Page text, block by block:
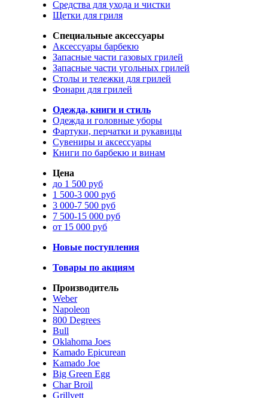
Средства для ухода и чистки
Щетки для гриля
Специальные аксессуары
Аксессуары барбекю
Запасные части газовых грилей
Запасные части угольных грилей
Столы и тележки для грилей
Фонари для грилей
Одежда, книги и стиль
Одежда и головные уборы
Фартуки, перчатки и рукавицы
Сувениры и аксессуары
Книги по барбекю и винам
Цена
до 1 500 руб
1 500-3 000 руб
3 000-7 500 руб
7 500-15 000 руб
от 15 000 руб
Новые поступления
Товары по акциям
Производитель
Weber
Napoleon
800 Degrees
Bull
Oklahoma Joes
Kamado Epicurean
Kamado Joe
Big Green Egg
Char Broil
Grillvett